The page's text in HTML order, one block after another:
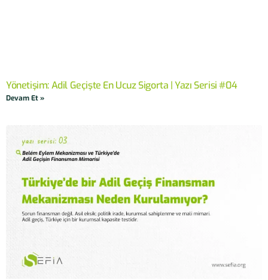
Yönetişim: Adil Geçişte En Ucuz Sigorta | Yazı Serisi #04
Devam Et »